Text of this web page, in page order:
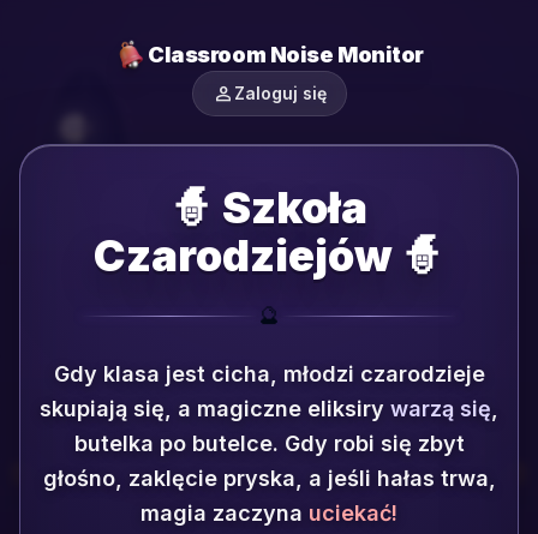
Classroom Noise Monitor
person Zaloguj się
🧙 Szkoła
Czarodziejów 🧙
🔮
Gdy klasa jest cicha, młodzi czarodzieje
skupiają się, a magiczne eliksiry warzą się
butelka po butelce. Gdy robi się zbyt
głośno, zaklęcie pryska, a jeśli hałas trwa,
magia zaczyna uciekać!